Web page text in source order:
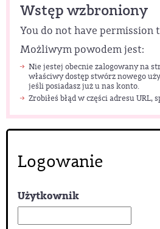
Wstęp wzbroniony
You do not have permission
Możliwym powodem jest:
Nie jestej obecnie zalogowany na
właściwy dostęp stwórz nowego
jeśli posiadasz już u nas konto.
Zrobiłeś błąd w części adresu URL,
Logowanie
Użytkownik